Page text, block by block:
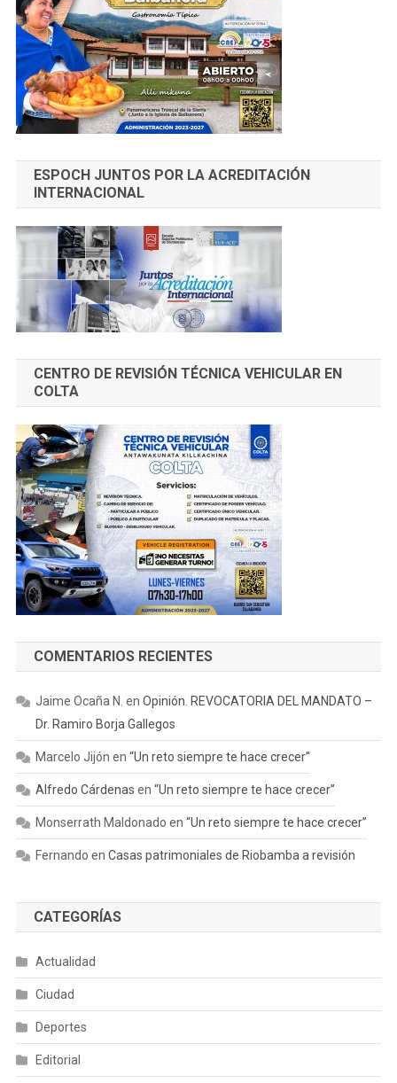
ESPOCH JUNTOS POR LA ACREDITACIÓN
INTERNACIONAL
CENTRO DE REVISIÓN TÉCNICA VEHICULAR EN
COLTA
COMENTARIOS RECIENTES
Jaime Ocaña N. en Opinión. REVOCATORIA DEL MANDATO –
Dr. Ramiro Borja Gallegos
Marcelo Jijón en “Un reto siempre te hace crecer”
Alfredo Cárdenas en “Un reto siempre te hace crecer”
Monserrath Maldonado en “Un reto siempre te hace crecer”
Fernando en Casas patrimoniales de Riobamba a revisión
CATEGORÍAS
Actualidad
Ciudad
Deportes
Editorial